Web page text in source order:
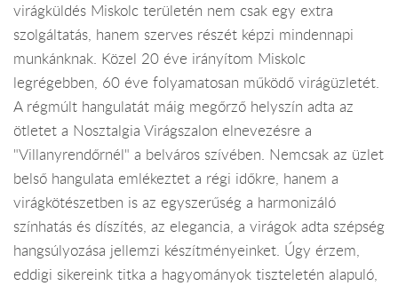
virágküldés Miskolc területén nem csak egy extra
szolgáltatás, hanem szerves részét képzi mindennapi
munkánknak. Közel 20 éve irányítom Miskolc
legrégebben, 60 éve folyamatosan működő virágüzletét.
A régmúlt hangulatát máig megőrző helyszín adta az
ötletet a Nosztalgia Virágszalon elnevezésre a
"Villanyrendőrnél" a belváros szívében. Nemcsak az üzlet
belső hangulata emlékeztet a régi időkre, hanem a
virágkötészetben is az egyszerűség a harmonizáló
színhatás és díszítés, az elegancia, a virágok adta szépség
hangsúlyozása jellemzi készítményeinket. Úgy érzem,
eddigi sikereink titka a hagyományok tiszteletén alapuló,